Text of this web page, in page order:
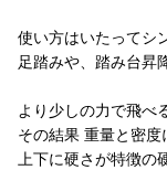
使い方はいたってシ
足踏みや、踏み台昇
より少しの力で飛べ
その結果 重量と密
上下に硬さが特徴